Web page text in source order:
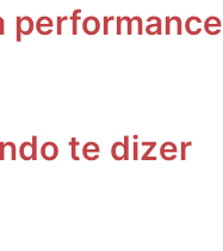
performance
te dizer